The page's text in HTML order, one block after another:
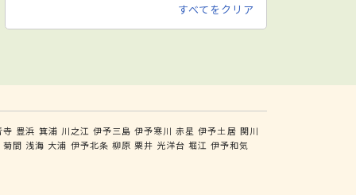
すべてをクリア
寺 豊浜 箕浦 川之江 伊予三島 伊予寒川 赤星 伊予土居 関川
菊間 浅海 大浦 伊予北条 柳原 粟井 光洋台 堀江 伊予和気